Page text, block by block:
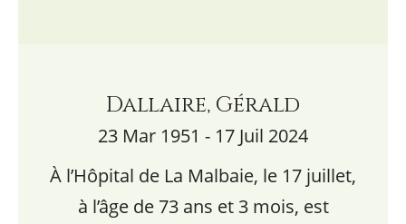
Dallaire, Gérald
23 Mar 1951 - 17 Juil 2024
À l’Hôpital de La Malbaie, le 17 juillet,
à l’âge de 73 ans et 3 mois, est